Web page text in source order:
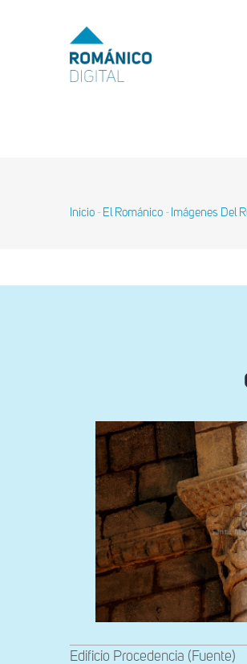
MENU
TOP
Sobrescribir
Inicio - El Románico - Imágenes Del
Edificio Procedencia (Fuente)